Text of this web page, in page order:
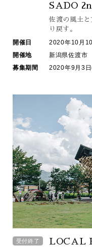
SADO
佐渡の風土と
り戻す。
開催日
2020年10月
開催地
新潟県佐渡市
募集期間
2020年9月3
受付終了
LOCAL